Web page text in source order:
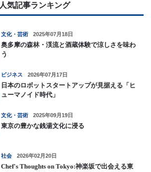
人気記事ランキング
文化・芸術 2025年07月18日
奥多摩の森林・渓流と酒蔵体験で涼しさを味わ
う
ビジネス 2026年07月17日
日本のロボットスタートアップが見据える「ヒ
ューマノイド時代」
文化・芸術 2025年09月19日
東京の豊かな銭湯文化に浸る
社会 2026年02月20日
Chef's Thoughts on Tokyo:神楽坂で出会える東